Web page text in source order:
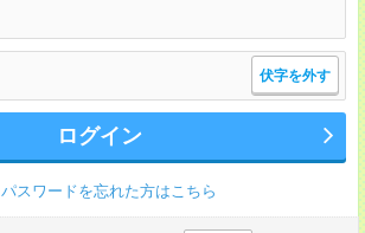
伏字を外す
ログイン
パスワードを忘れた方はこちら